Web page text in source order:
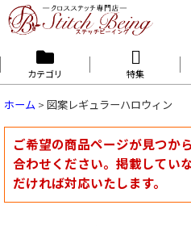
カテゴリ 特集
ホーム > 図案レギュラーハロウィン
ご希望の商品ページが見つか
合わせください。掲載してい
だければ対応いたします。